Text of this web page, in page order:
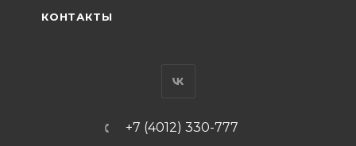
КОНТАКТЫ
+7 (4012) 330-777